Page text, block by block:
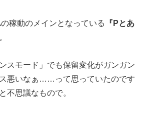
稼動のメインとなっている
『Pとあ
。
スモード」でも保留変化がガンガン
悪いなぁ……って思っていたのです
不思議なもので。